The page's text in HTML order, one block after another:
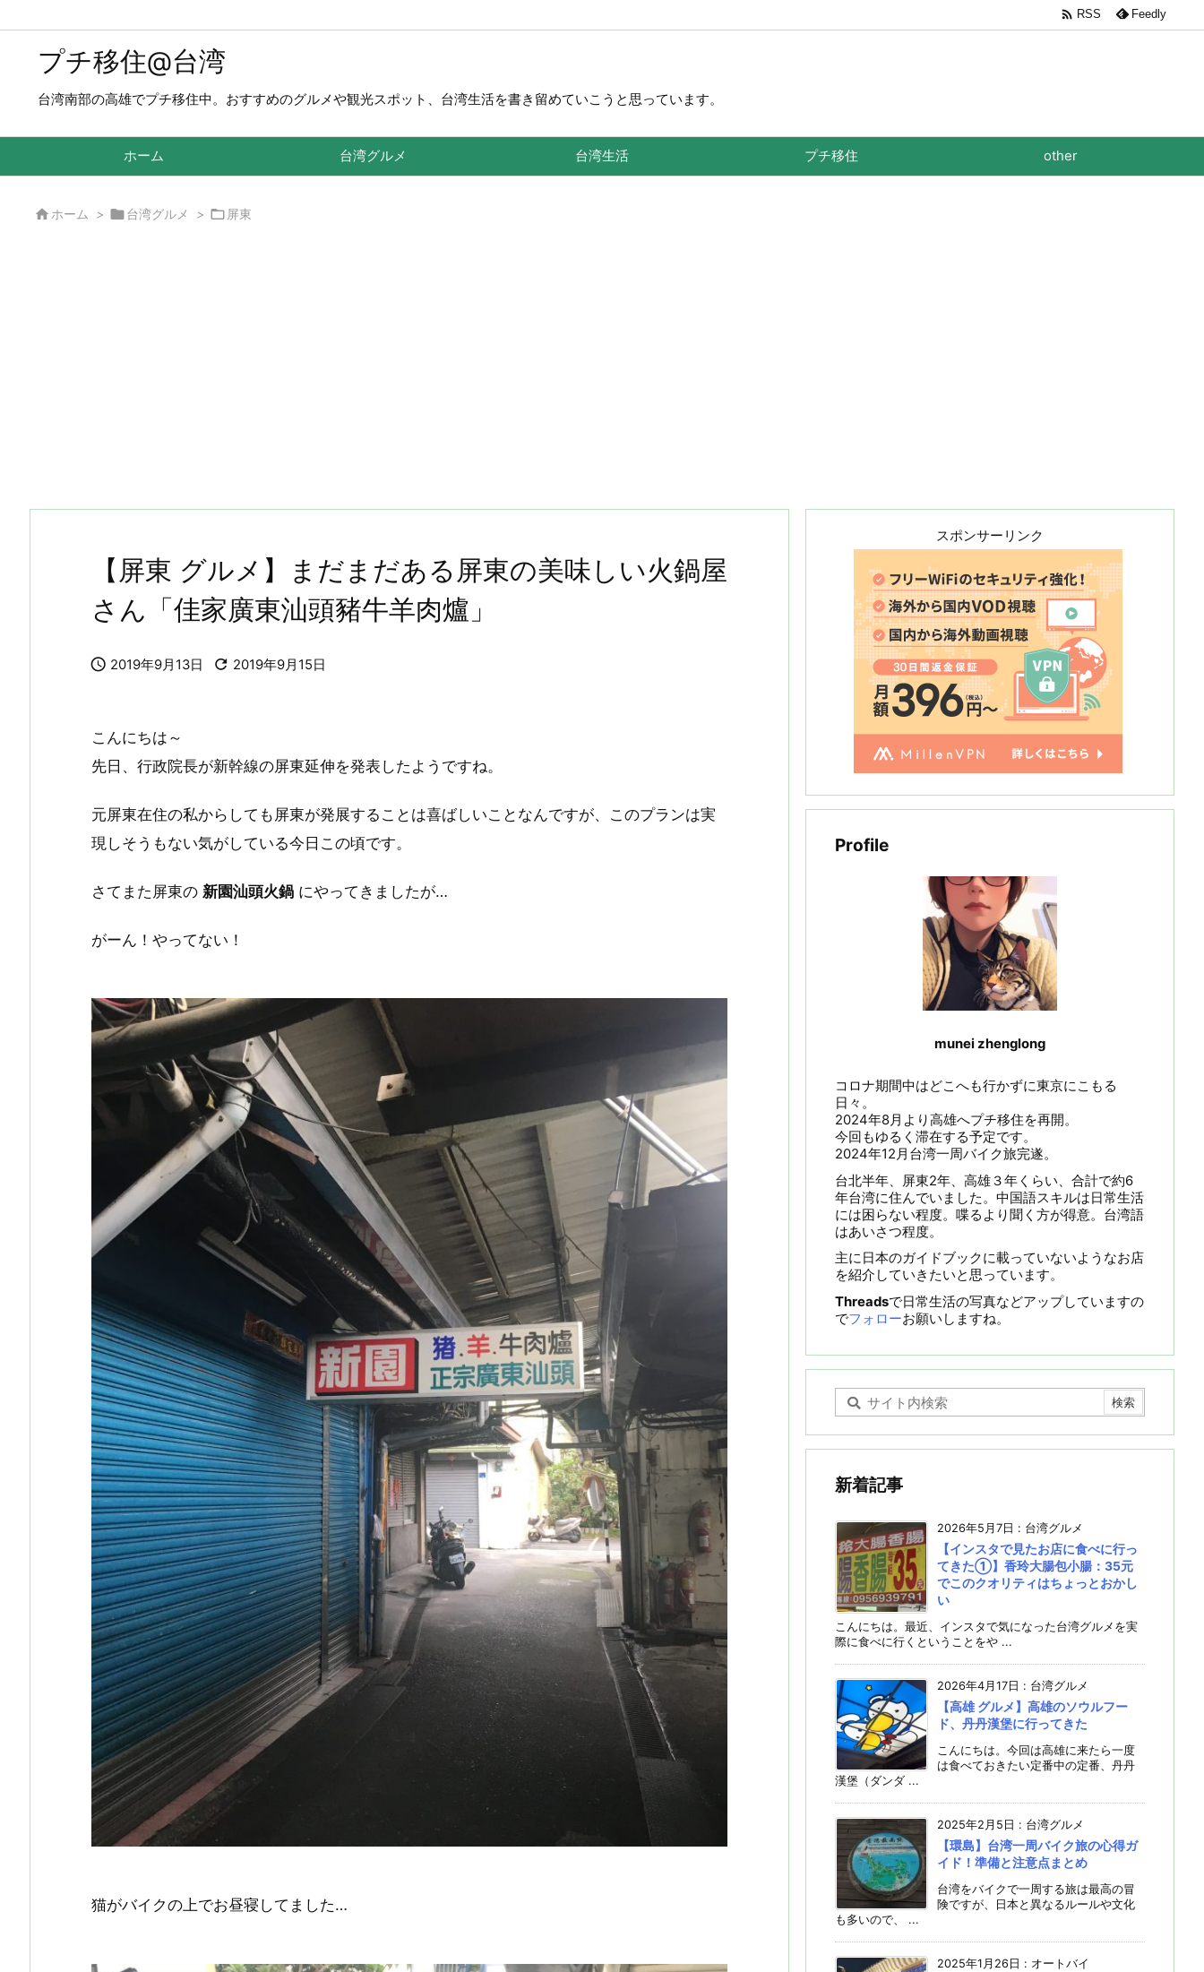
プチ移住@台湾
台湾南部の高雄でプチ移住中。おすすめのグルメや観光スポット、台湾生活を書き留めていこうと思っています。
ホーム 台湾グルメ 台湾生活 プチ移住 other
 RSS Feedly
 ホーム > 台湾グルメ >  屏東
【屏東 グルメ】まだまだある屏東の美味しい火鍋屋
さん「佳家廣東汕頭豬牛羊肉爐」
 2019年9月13日  2019年9月15日
こんにちは～
先日、行政院長が新幹線の屏東延伸を発表したようですね。
元屏東在住の私からしても屏東が発展することは喜ばしいことなんですが、このプランは実
現しそうもない気がしている今日この頃です。
さてまた屏東の 新園汕頭火鍋 にやってきましたが…
がーん！やってない！
猫がバイクの上でお昼寝してました…
スポンサーリンク
Profile
munei zhenglong
コロナ期間中はどこへも行かずに東京にこもる
日々。
2024年8月より高雄へプチ移住を再開。
今回もゆるく滞在する予定です。
2024年12月台湾一周バイク旅完遂。
台北半年、屏東2年、高雄３年くらい、合計で約6
年台湾に住んでいました。中国語スキルは日常生活
には困らない程度。喋るより聞く方が得意。台湾語
はあいさつ程度。
主に日本のガイドブックに載っていないようなお店
を紹介していきたいと思っています。
Threadsで日常生活の写真などアップしていますの
でフォローお願いしますね。
新着記事
2026年5月7日 : 台湾グルメ
【インスタで見たお店に食べに行っ
てきた①】香玲大腸包小腸：35元
でこのクオリティはちょっとおかし
い
こんにちは。最近、インスタで気になった台湾グルメを実
際に食べに行くということをや ...
2026年4月17日 : 台湾グルメ
【高雄 グルメ】高雄のソウルフー
ド、丹丹漢堡に行ってきた
こんにちは。今回は高雄に来たら一度
は食べておきたい定番中の定番、丹丹
漢堡（ダンダ ...
2025年2月5日 : 台湾グルメ
【環島】台湾一周バイク旅の心得ガ
イド！準備と注意点まとめ
台湾をバイクで一周する旅は最高の冒
険ですが、日本と異なるルールや文化
も多いので、 ...
2025年1月26日 : オートバイ